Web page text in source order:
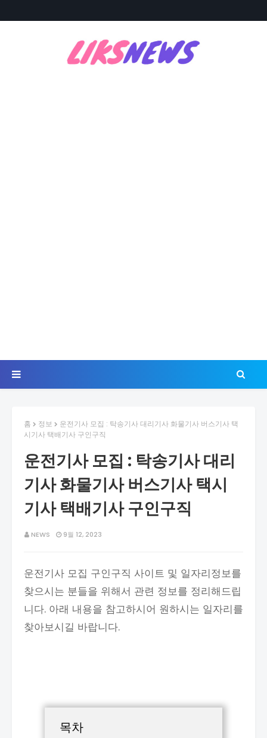
홈 정보
운전기사 모집 : 탁송기사 대리기사 화물기사 버스기사 택
시기사 택배기사 구인구직
운전기사 모집 : 탁송기사 대리
기사 화물기사 버스기사 택시
기사 택배기사 구인구직
NEWS 9월 12, 2023
운전기사 모집 구인구직 사이트 및 일자리정보를
찾으시는 분들을 위해서 관련 정보를 정리해드립
니다. 아래 내용을 참고하시어 원하시는 일자리를
찾아보시길 바랍니다.
목차